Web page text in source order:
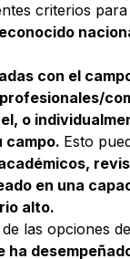
criterios
con el
o
campo. Esto
en una
alto.
las opciones
ha